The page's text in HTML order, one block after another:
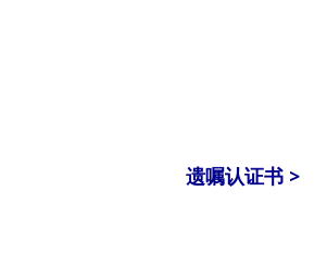
遗嘱认证书 >